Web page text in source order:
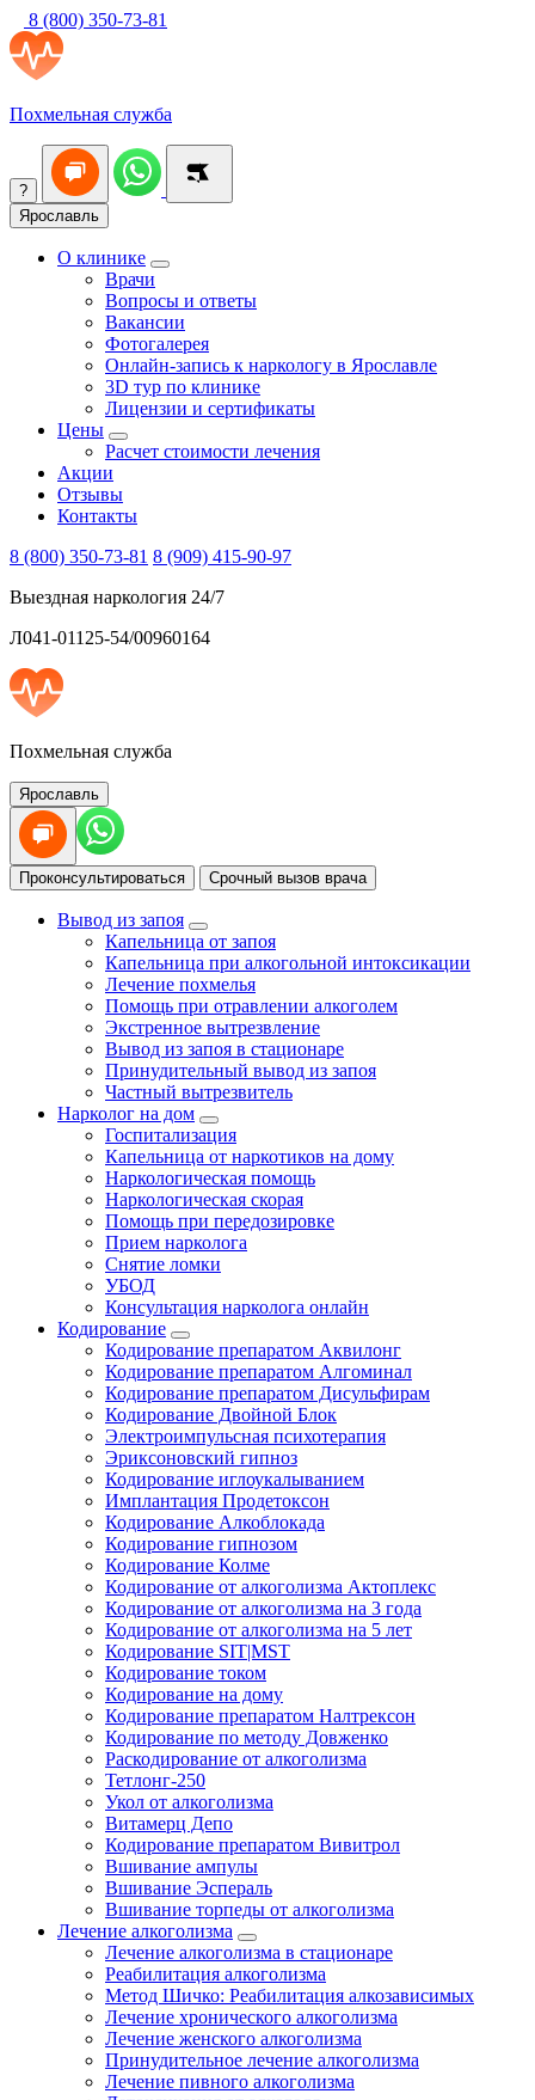
8 (800) 350-73-81
Похмельная служба
?
Ярославль
О клинике
Врачи
Вопросы и ответы
Вакансии
Фотогалерея
Онлайн-запись к наркологу в Ярославле
3D тур по клинике
Лицензии и сертификаты
Цены
Расчет стоимости лечения
Акции
Отзывы
Контакты
8 (800) 350-73-81 8 (909) 415-90-97
Выездная наркология 24/7
Л041-01125-54/00960164
Похмельная служба
Ярославль
Проконсультироваться Срочный вызов врача
Вывод из запоя
Капельница от запоя
Капельница при алкогольной интоксикации
Лечение похмелья
Помощь при отравлении алкоголем
Экстренное вытрезвление
Вывод из запоя в стационаре
Принудительный вывод из запоя
Частный вытрезвитель
Нарколог на дом
Госпитализация
Капельница от наркотиков на дому
Наркологическая помощь
Наркологическая скорая
Помощь при передозировке
Прием нарколога
Снятие ломки
УБОД
Консультация нарколога онлайн
Кодирование
Кодирование препаратом Аквилонг
Кодирование препаратом Алгоминал
Кодирование препаратом Дисульфирам
Кодирование Двойной Блок
Электроимпульсная психотерапия
Эриксоновский гипноз
Кодирование иглоукалыванием
Имплантация Продетоксон
Кодирование Алкоблокада
Кодирование гипнозом
Кодирование Колме
Кодирование от алкоголизма Актоплекс
Кодирование от алкоголизма на 3 года
Кодирование от алкоголизма на 5 лет
Кодирование SIT|MST
Кодирование током
Кодирование на дому
Кодирование препаратом Налтрексон
Кодирование по методу Довженко
Раскодирование от алкоголизма
Тетлонг-250
Укол от алкоголизма
Витамерц Депо
Кодирование препаратом Вивитрол
Вшивание ампулы
Вшивание Эспераль
Вшивание торпеды от алкоголизма
Лечение алкоголизма
Лечение алкоголизма в стационаре
Реабилитация алкоголизма
Метод Шичко: Реабилитация алкозависимых
Лечение хронического алкоголизма
Лечение женского алкоголизма
Принудительное лечение алкоголизма
Лечение пивного алкоголизма